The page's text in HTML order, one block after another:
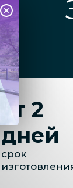
от 2
дней
срок